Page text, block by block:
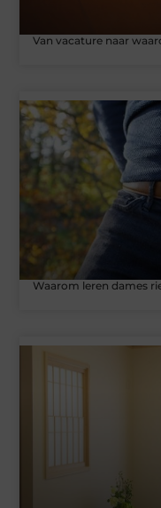
Van vacature naar
Waarom leren dames